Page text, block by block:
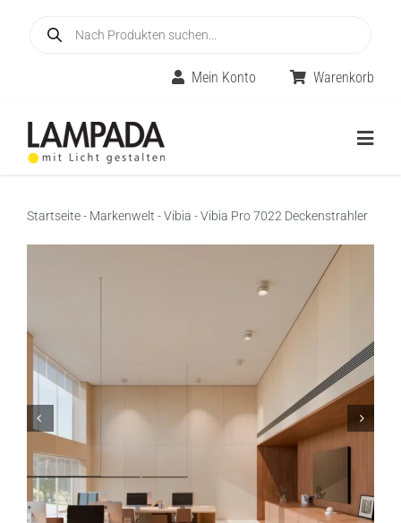
search
Mein Konto Warenkorb
Räume
Außenleuchten
Lichtplanung
Referenzen
Marken
Startseite- Markenwelt -Vibia -Vibia Pro 7022 Deckenstrahler